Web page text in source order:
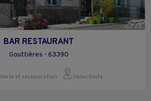
BAR RESTAURANT
Gouttières - 63390
et restauration collectivite